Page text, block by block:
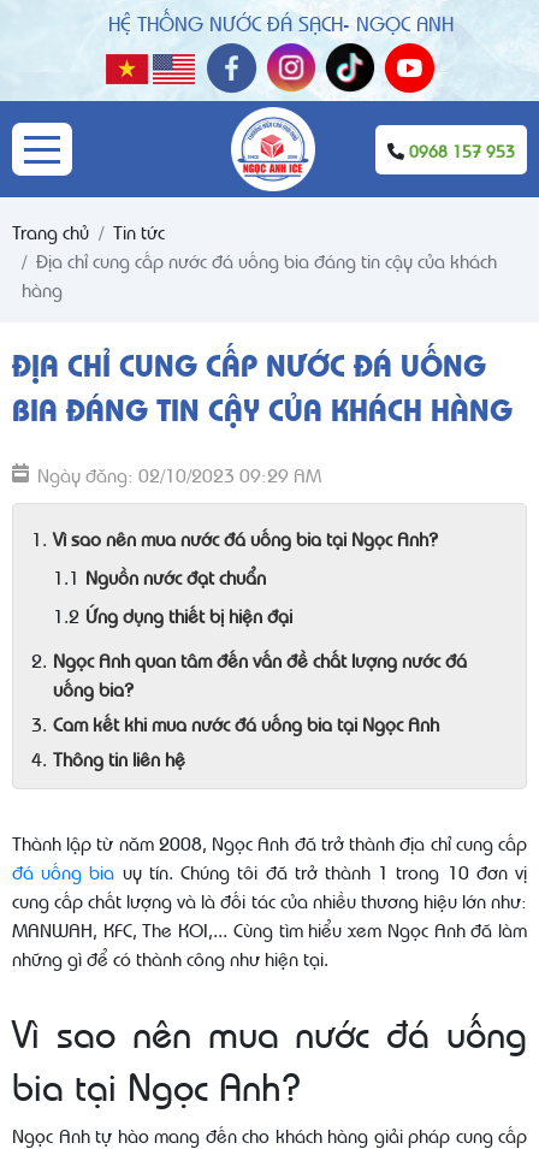
HỆ THỐNG NƯỚC ĐÁ SẠCH- NGỌC ANH
0968 157 953
Trang chủ
Tin tức
Địa chỉ cung cấp nước đá uống bia đáng tin cậy của khách
hàng
ĐỊA CHỈ CUNG CẤP NƯỚC ĐÁ UỐNG
BIA ĐÁNG TIN CẬY CỦA KHÁCH HÀNG
Ngày đăng: 02/10/2023 09:29 AM
Vì sao nên mua nước đá uống bia tại Ngọc Anh?
Nguồn nước đạt chuẩn
Ứng dụng thiết bị hiện đại
Ngọc Anh quan tâm đến vấn đề chất lượng nước đá
uống bia?
Cam kết khi mua nước đá uống bia tại Ngọc Anh
Thông tin liên hệ
Thành lập từ năm 2008, Ngọc Anh đã trở thành địa chỉ cung cấp
đá uống bia uy tín. Chúng tôi đã trở thành 1 trong 10 đơn vị
cung cấp chất lượng và là đối tác của nhiều thương hiệu lớn như:
MANWAH, KFC, The KOI,... Cùng tìm hiểu xem Ngọc Anh đã làm
những gì để có thành công như hiện tại.
Vì sao nên mua nước đá uống
bia tại Ngọc Anh?
Ngọc Anh tự hào mang đến cho khách hàng giải pháp cung cấp